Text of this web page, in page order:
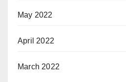
May 2022
April 2022
March 2022